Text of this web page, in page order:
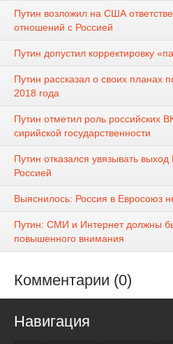
Путин возложил на США
отношений с Россией
Путин допустил корректировку
Путин рассказал о своих планах
2018 года
Путин отметил роль российских
сирийской государственности
Путин отказался увязывать
Россией
Выяснилось: Россия в Евросоюз
Путин: СМИ и Интернет должны
повышенного внимания
Комментарии (0)
Навигация